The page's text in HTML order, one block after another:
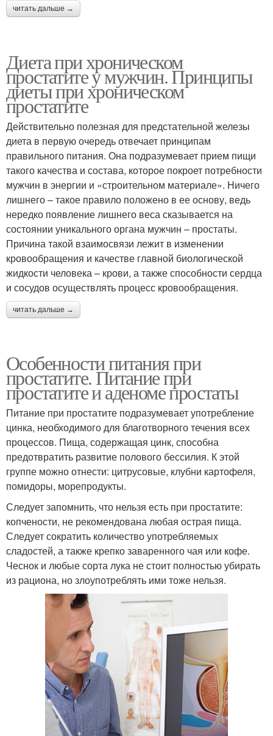
читать дальше →
Диета при хроническом
простатите у мужчин. Принципы
диеты при хроническом
простатите
Действительно полезная для предстательной железы
диета в первую очередь отвечает принципам
правильного питания. Она подразумевает прием пищи
такого качества и состава, которое покроет потребности
мужчин в энергии и «строительном материале». Ничего
лишнего – такое правило положено в ее основу, ведь
нередко появление лишнего веса сказывается на
состоянии уникального органа мужчин – простаты.
Причина такой взаимосвязи лежит в изменении
кровообращения и качестве главной биологической
жидкости человека – крови, а также способности сердца
и сосудов осуществлять процесс кровообращения.
читать дальше →
Особенности питания при
простатите. Питание при
простатите и аденоме простаты
Питание при простатите подразумевает употребление
цинка, необходимого для благотворного течения всех
процессов. Пища, содержащая цинк, способна
предотвратить развитие полового бессилия. К этой
группе можно отнести: цитрусовые, клубни картофеля,
помидоры, морепродукты.
Следует запомнить, что нельзя есть при простатите:
копчености, не рекомендована любая острая пища.
Следует сократить количество употребляемых
сладостей, а также крепко заваренного чая или кофе.
Чеснок и любые сорта лука не стоит полностью убирать
из рациона, но злоупотреблять ими тоже нельзя.